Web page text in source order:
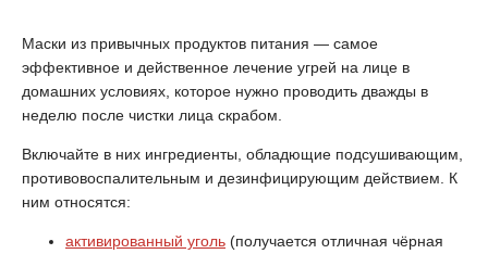
Маски из привычных продуктов питания — самое
эффективное и действенное лечение угрей на лице в
домашних условиях, которое нужно проводить дважды в
неделю после чистки лица скрабом.
Включайте в них ингредиенты, обладющие подсушивающим,
противовоспалительным и дезинфицирующим действием. К
ним относятся:
активированный уголь (получается отличная чёрная